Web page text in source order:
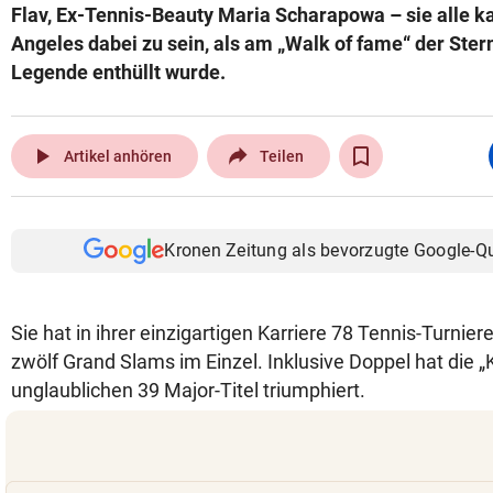
Flav, Ex-Tennis-Beauty Maria Scharapowa – sie alle
Angeles dabei zu sein, als am „Walk of fame“ der
Legende enthüllt wurde.
play_arrow Artikel anhören Teilen
Kronen Zeitung als bevorzugte Google-
Sie hat in ihrer einzigartigen Karriere 78 Tennis-
zwölf Grand Slams im Einzel. Inklusive Doppel hat die
unglaublichen 39 Major-Titel triumphiert.